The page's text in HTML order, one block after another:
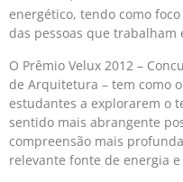
energético, tendo como
das pessoas que trabalham
O Prêmio Velux 2012 –
de Arquitetura – tem como
estudantes a explorarem o
sentido mais abrangente
compreensão mais
relevante fonte de energia e